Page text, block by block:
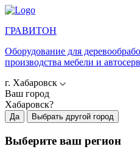
ГРАВИТОН
Оборудование для
производства мебели и
г. Хабаровск
Ваш город
Хабаровск?
Да Выбрать другой город
Выберите ваш регион